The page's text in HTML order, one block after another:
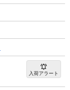
入荷アラート